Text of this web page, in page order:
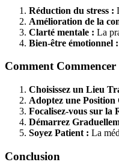
Réduction du stress :
Amélioration de la
Clarté mentale : La
Bien-être émotionnel :
Comment
Choisissez un Lieu
Adoptez une
Focalisez-vous sur la
Démarrez
Soyez Patient : La
Conclusion